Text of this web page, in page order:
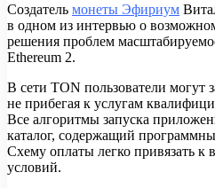
Создатель монеты Эфириум
в одном из интервью о
решения проблем
Ethereum 2.
В сети TON пользователи могут
не прибегая к услугам
Все алгоритмы запуска
каталог, содержащий
Схему оплаты легко привязать
условий.